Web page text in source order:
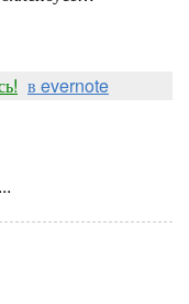
в evernote